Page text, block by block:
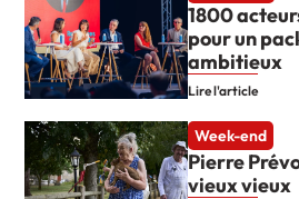
1800
pour un
ambitieux
Lire l'article
Week-end
Pierre
vieux vieux